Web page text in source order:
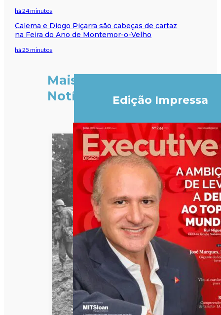
há 24 minutos
Calema e Diogo Piçarra são cabeças de cartaz
na Feira do Ano de Montemor-o-Velho
há 25 minutos
Mais
Notícias
Edição Impressa